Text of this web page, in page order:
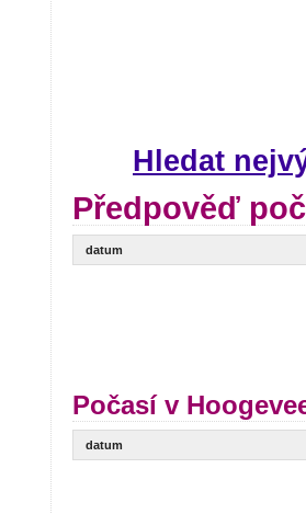
Hledat
Předpověď
datum
Počasí v
datum